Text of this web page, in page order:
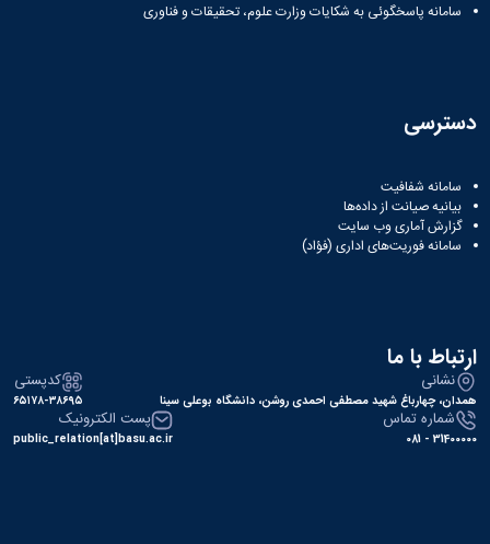
سامانه پاسخگوئی به شکایات وزارت علوم، تحقیقات و فناوری
دسترسی
سامانه شفافیت
بیانیه صیانت از داده‌ها
گزارش آماری وب‌ سایت
سامانه فوریت‌های اداری (فؤاد)
ارتباط با ما
نشانی
همدان، چهارباغ شهید مصطفی احمدی روشن، دانشگاه بوعلی سینا
کدپستی
۶۵۱۷۸-۳۸۶۹۵
شماره تماس
31400000 - 081
پست الکترونیک
public_relation[at]basu.ac.ir